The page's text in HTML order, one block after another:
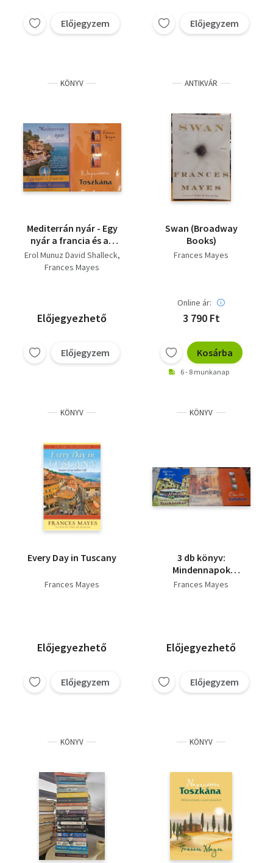
Előjegyzem Előjegyzem
KÖNYV
Mediterrán nyár - Egy
nyár a francia és az
olasz Riviérán +
Napsütötte Toszkána
Erol Munuz David Shalleck
Frances Mayes
Előjegyezhető
Előjegyzem
ANTIKVÁR
Swan (Broadway
Books)
Frances Mayes
Online ár:
3 790 Ft
Kosárba
6 - 8 munkanap
KÖNYV
Every Day in Tuscany
Frances Mayes
Előjegyezhető
Előjegyzem
KÖNYV
3 db könyv:
Mindennapok
Toszkánában, Édes
Frances Mayes
Előjegyezhető
Előjegyzem
KÖNYV KÖNYV